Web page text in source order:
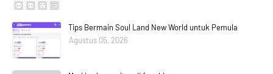
Tips Bermain Soul Land New World untuk Pemula
Agustus 05, 2026